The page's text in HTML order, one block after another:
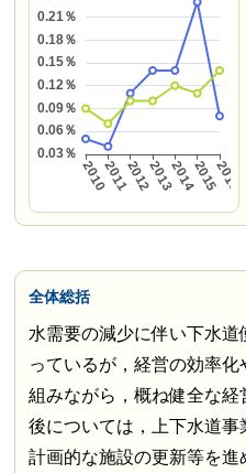
全体総括
水需要の減少に伴い下水
っているが，経営の効率
組みながら，概ね健全な
後については，上下水道事
計画的な施設の更新等を